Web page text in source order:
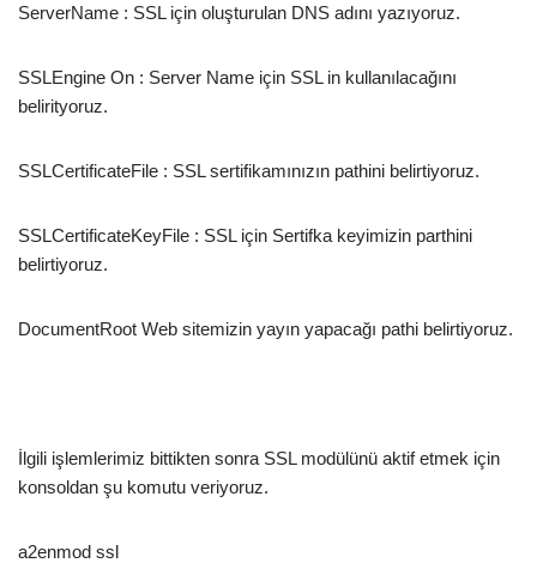
ServerName : SSL için oluşturulan DNS adını yazıyoruz.
SSLEngine On : Server Name için SSL in kullanılacağını
belirityoruz.
SSLCertificateFile : SSL sertifikamınızın pathini belirtiyoruz.
SSLCertificateKeyFile : SSL için Sertifka keyimizin parthini
belirtiyoruz.
DocumentRoot Web sitemizin yayın yapacağı pathi belirtiyoruz.
İlgili işlemlerimiz bittikten sonra SSL modülünü aktif etmek için
konsoldan şu komutu veriyoruz.
a2enmod ssl